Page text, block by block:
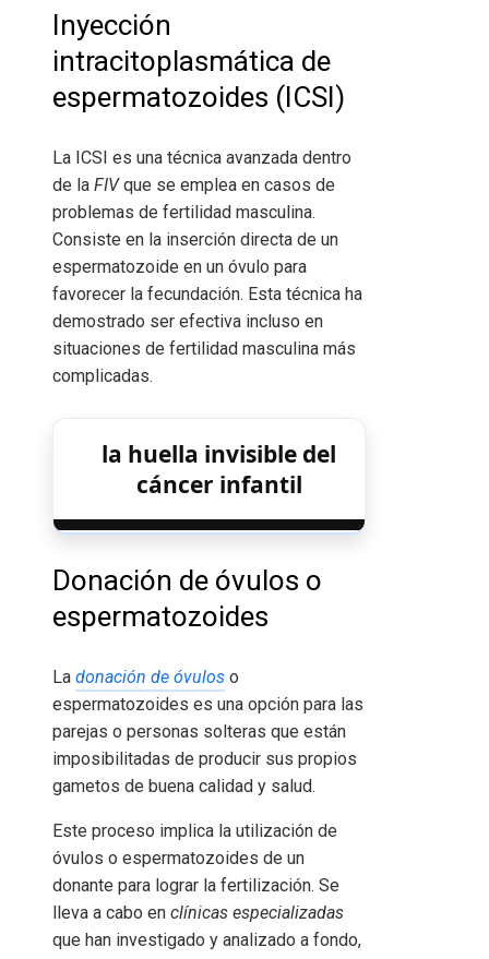
Inyección
intracitoplasmática de
espermatozoides (ICSI)
La ICSI es una técnica avanzada dentro
de la FIVque se emplea en casos de
problemas de fertilidad masculina.
Consiste en la inserción directa de un
espermatozoide en un óvulo para
favorecer la fecundación. Esta técnica ha
demostrado ser efectiva incluso en
situaciones de fertilidad masculina más
complicadas.
la huella invisible del
cáncer infantil
Donación de óvulos o
espermatozoides
La donación de óvulos o
espermatozoides es una opción para las
parejas o personas solteras que están
imposibilitadas de producir sus propios
gametos de buena calidad y salud.
Este proceso implica la utilización de
óvulos o espermatozoides de un
donante para lograr la fertilización. Se
lleva a cabo en clínicas especializadas
que han investigado y analizado a fondo,